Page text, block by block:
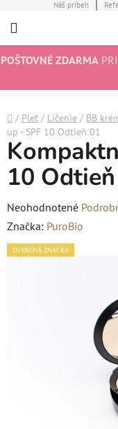
na
Náš príbeh
POŠTOVNÉ ZDARMAPRI
Domov
/ Pleť / Líčenie / BB
up - SPF 10 Odtieň 01
10
Priemerné
hodnotenie
produktu
Neohodnotené
Značka: PuroBio
OVERENÁ ZNAČKA